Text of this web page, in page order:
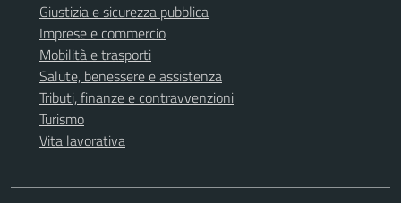
Giustizia e sicurezza pubblica
Imprese e commercio
Mobilità e trasporti
Salute, benessere e assistenza
Tributi, finanze e contravvenzioni
Turismo
Vita lavorativa